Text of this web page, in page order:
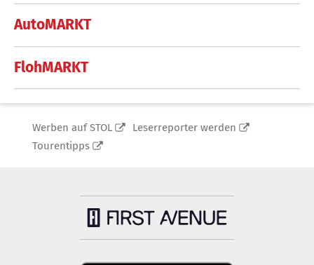
AutoMARKT
FlohMARKT
Werben auf STOL
Leserreporter werden
Tourentipps